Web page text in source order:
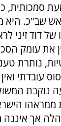
סמכותית,
שב"כ. היא
של דוד זיני
את עומק
נותרת
עובדתי
נוקבת
ממראהו
אך